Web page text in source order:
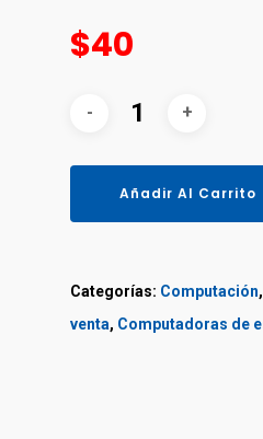
$40
Añadir Al Carrito
Categorías: Computación,
venta, Сomputadoras de